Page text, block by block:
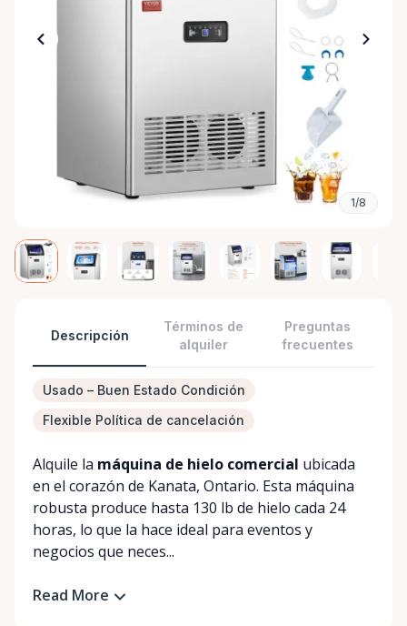
1/8
Descripción
Términos de
alquiler
Preguntas
frecuentes
Usado – Buen Estado Condición
Flexible Política de cancelación
Alquile la máquina de hielo comercial ubicada
en el corazón de Kanata, Ontario. Esta máquina
robusta produce hasta 130 lb de hielo cada 24
horas, lo que la hace ideal para eventos y
negocios que neces...
Read More